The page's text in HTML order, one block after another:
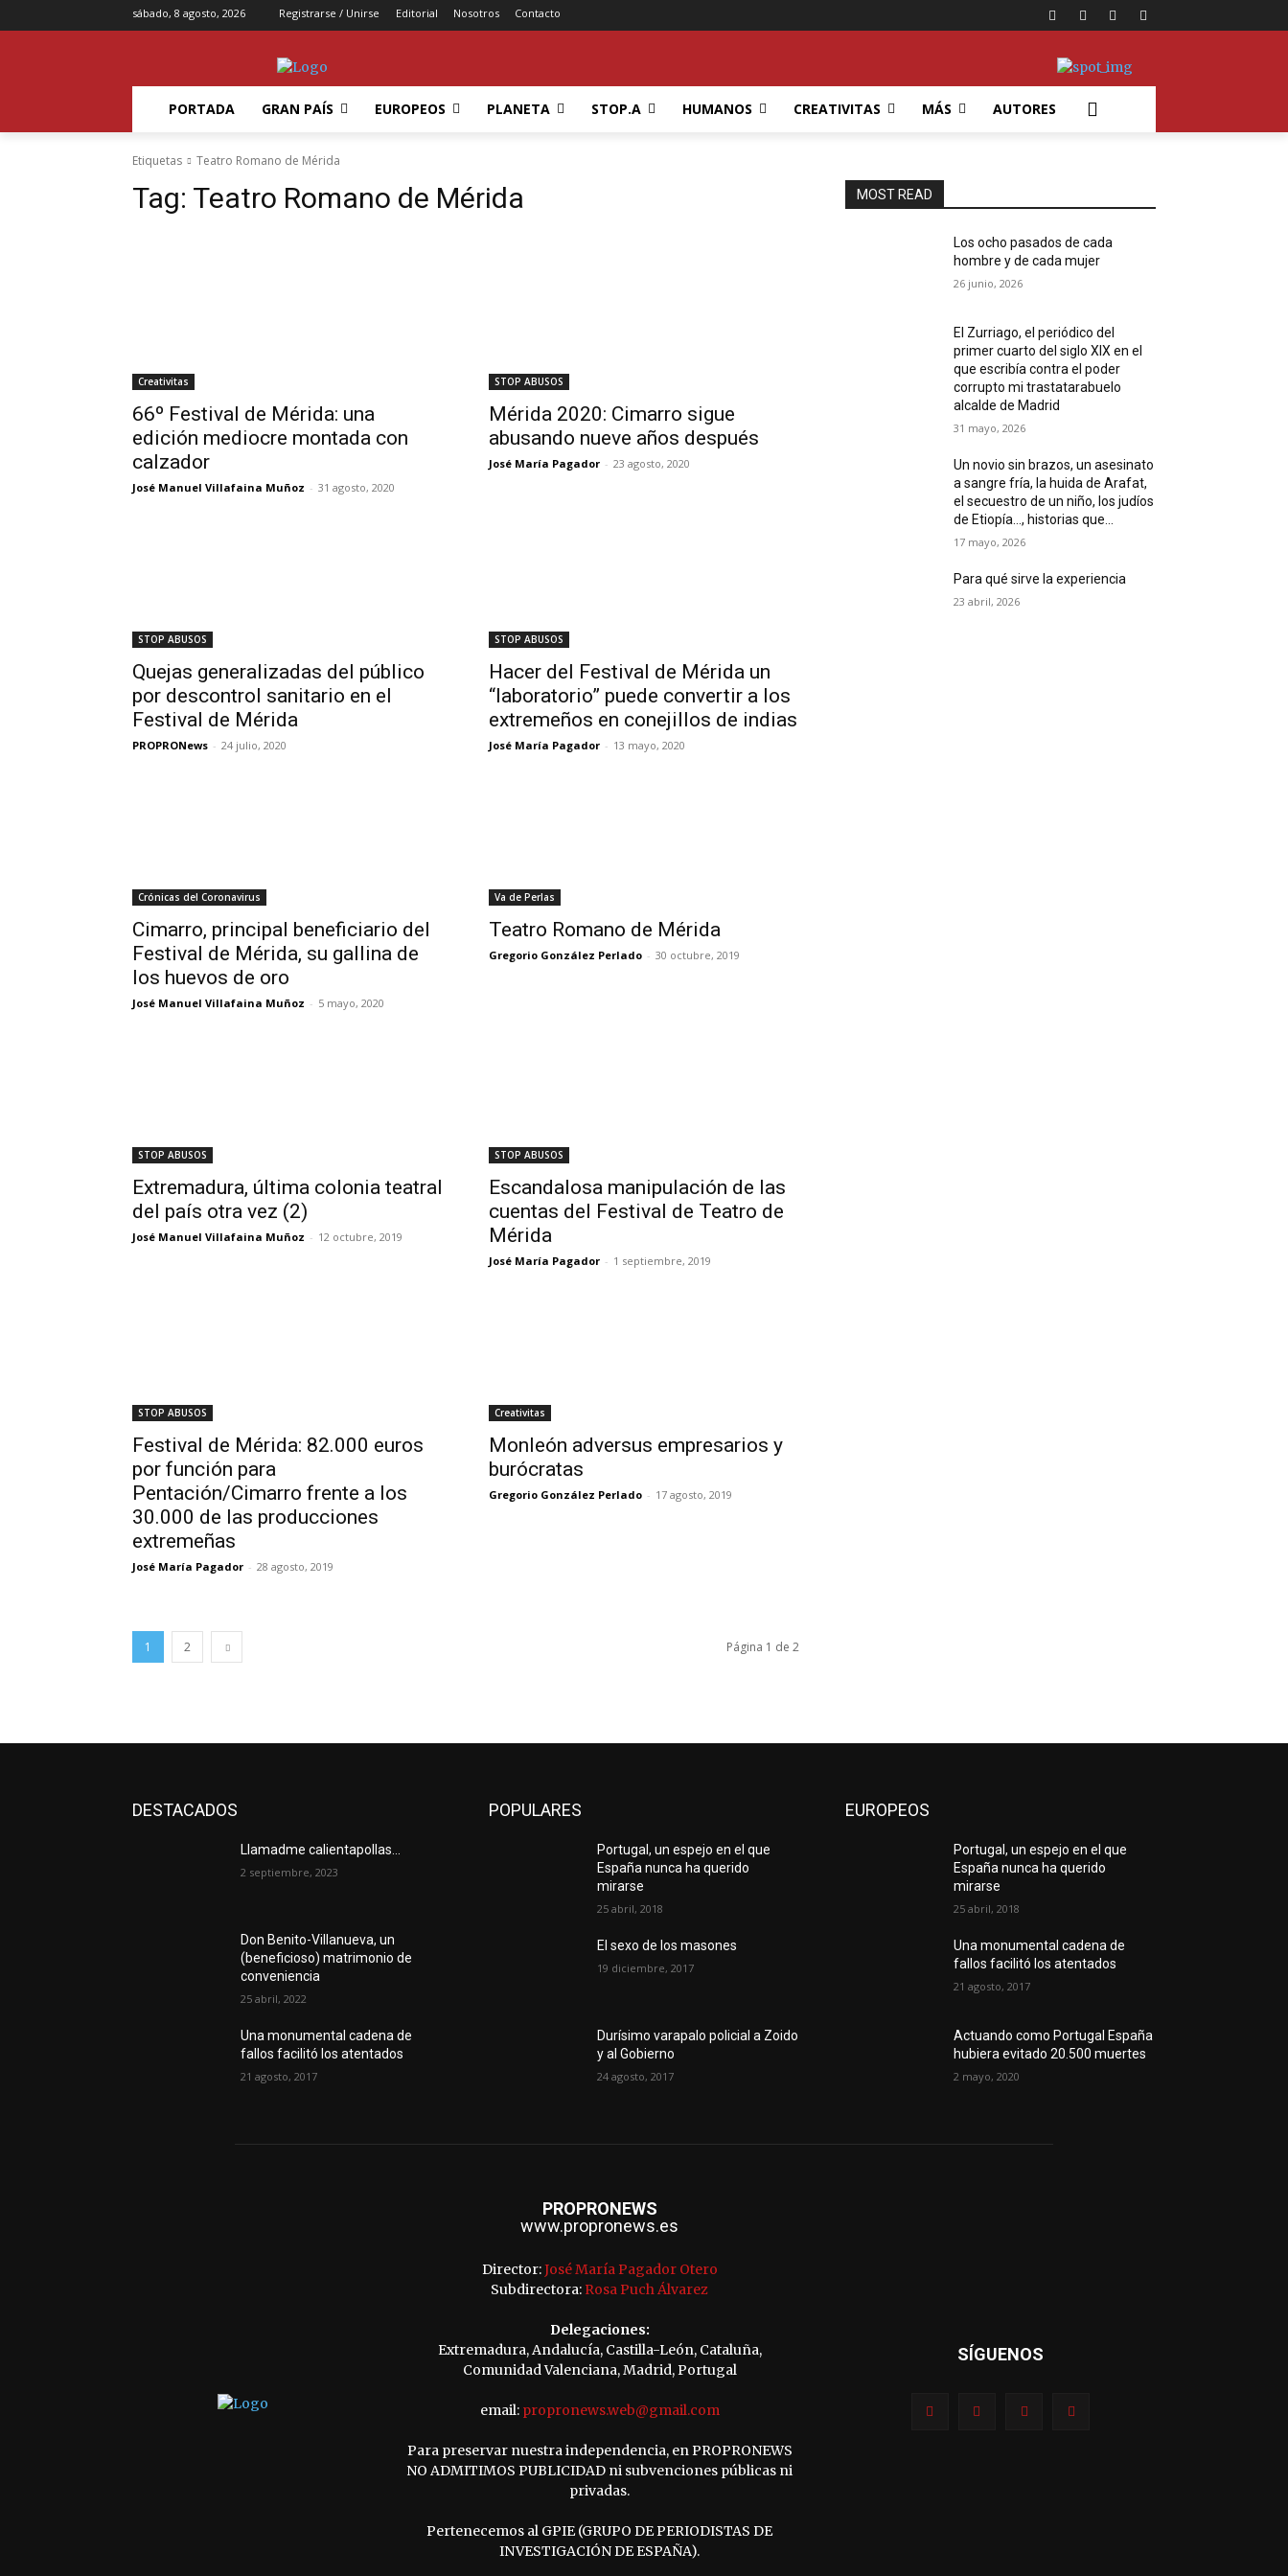
sábado, 8 agosto, 2026 Registrarse / Unirse Editorial Nosotros Contacto
PORTADA GRAN PAÍS EUROPEOS PLANETA STOP.A HUMANOS CREATIVITAS MÁS AUTORES
Etiquetas Teatro Romano de Mérida
Tag: Teatro Romano de Mérida
Creativitas
66º Festival de Mérida: una
edición mediocre montada con
calzador
José Manuel Villafaina Muñoz - 31 agosto, 2020
STOP ABUSOS
Mérida 2020: Cimarro sigue
abusando nueve años después
José María Pagador - 23 agosto, 2020
STOP ABUSOS
Quejas generalizadas del público
por descontrol sanitario en el
Festival de Mérida
PROPRONews - 24 julio, 2020
STOP ABUSOS
Hacer del Festival de Mérida un
“laboratorio” puede convertir a los
extremeños en conejillos de indias
José María Pagador - 13 mayo, 2020
Crónicas del Coronavirus
Cimarro, principal beneficiario del
Festival de Mérida, su gallina de
los huevos de oro
José Manuel Villafaina Muñoz - 5 mayo, 2020
Va de Perlas
Teatro Romano de Mérida
Gregorio González Perlado - 30 octubre, 2019
STOP ABUSOS
Extremadura, última colonia teatral
del país otra vez (2)
José Manuel Villafaina Muñoz - 12 octubre, 2019
STOP ABUSOS
Escandalosa manipulación de las
cuentas del Festival de Teatro de
Mérida
José María Pagador - 1 septiembre, 2019
STOP ABUSOS
Festival de Mérida: 82.000 euros
por función para
Pentación/Cimarro frente a los
30.000 de las producciones
extremeñas
José María Pagador - 28 agosto, 2019
Creativitas
Monleón adversus empresarios y
burócratas
Gregorio González Perlado - 17 agosto, 2019
1 2 Página 1 de 2
MOST READ
Los ocho pasados de cada
hombre y de cada mujer
26 junio, 2026
El Zurriago, el periódico del
primer cuarto del siglo XIX en el
que escribía contra el poder
corrupto mi trastatarabuelo
alcalde de Madrid
31 mayo, 2026
Un novio sin brazos, un asesinato
a sangre fría, la huida de Arafat,
el secuestro de un niño, los judíos
de Etiopía…, historias que...
17 mayo, 2026
Para qué sirve la experiencia
23 abril, 2026
DESTACADOS
Llamadme calientapollas…
2 septiembre, 2023
Don Benito-Villanueva, un
(beneficioso) matrimonio de
conveniencia
25 abril, 2022
Una monumental cadena de
fallos facilitó los atentados
21 agosto, 2017
POPULARES
Portugal, un espejo en el que
España nunca ha querido
mirarse
25 abril, 2018
El sexo de los masones
19 diciembre, 2017
Durísimo varapalo policial a Zoido
y al Gobierno
24 agosto, 2017
EUROPEOS
Portugal, un espejo en el que
España nunca ha querido
mirarse
25 abril, 2018
Una monumental cadena de
fallos facilitó los atentados
21 agosto, 2017
Actuando como Portugal España
hubiera evitado 20.500 muertes
2 mayo, 2020
PROPRONEWS
www.propronews.es
Director:José María Pagador Otero
Subdirectora: Rosa Puch Álvarez
Delegaciones:
Extremadura, Andalucía, Castilla-León, Cataluña,
Comunidad Valenciana, Madrid, Portugal
email: propronews.web@gmail.com
Para preservar nuestra independencia, en PROPRONEWS
NO ADMITIMOS PUBLICIDAD ni subvenciones públicas ni
privadas.
Pertenecemos al GPIE (GRUPO DE PERIODISTAS DE
INVESTIGACIÓN DE ESPAÑA).
SÍGUENOS